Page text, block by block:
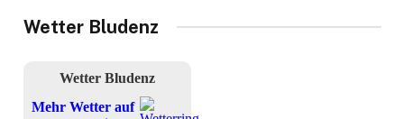
Wetter Bludenz